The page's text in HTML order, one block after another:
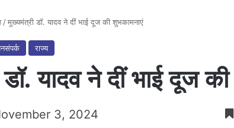
/मुख्यमंत्री डॉ. यादव ने दीं भाई दूज की शुभकामनाएं
राज्य
यादव ने दीं भाई दूज
3, 2024